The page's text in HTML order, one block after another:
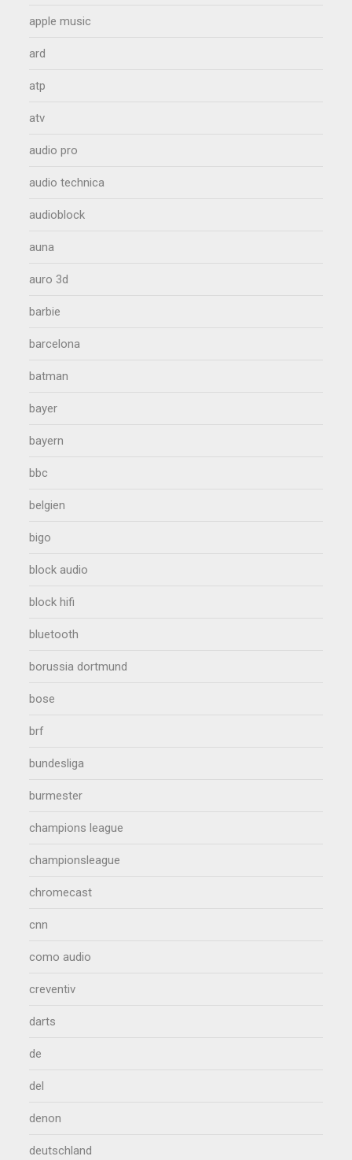
apple music
ard
atp
atv
audio pro
audio technica
audioblock
auna
auro 3d
barbie
barcelona
batman
bayer
bayern
bbc
belgien
bigo
block audio
block hifi
bluetooth
borussia dortmund
bose
brf
bundesliga
burmester
champions league
championsleague
chromecast
cnn
como audio
creventiv
darts
de
del
denon
deutschland